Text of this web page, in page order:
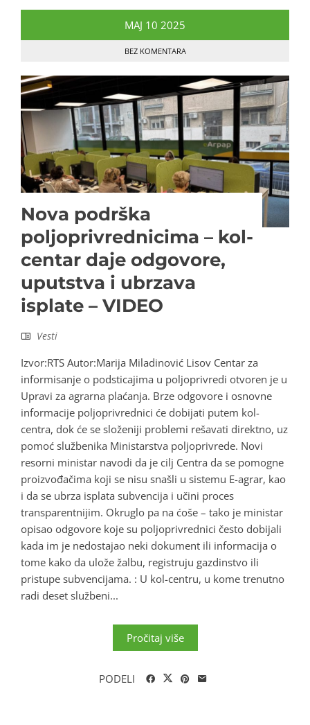
MAJ 10 2025
BEZ KOMENTARA
Nova podrška
poljoprivrednicima – kol-
centar daje odgovore,
uputstva i ubrzava
isplate – VIDEO
Vesti
Izvor:RTS Autor:Marija Miladinović Lisov Centar za
informisanje o podsticajima u poljoprivredi otvoren je u
Upravi za agrarna plaćanja. Brze odgovore i osnovne
informacije poljoprivrednici će dobijati putem kol-
centra, dok će se složeniji problemi rešavati direktno, uz
pomoć službenika Ministarstva poljoprivrede. Novi
resorni ministar navodi da je cilj Centra da se pomogne
proizvođačima koji se nisu snašli u sistemu E-agrar, kao
i da se ubrza isplata subvencija i učini proces
transparentnijim. Okruglo pa na ćoše – tako je ministar
opisao odgovore koje su poljoprivrednici često dobijali
kada im je nedostajao neki dokument ili informacija o
tome kako da ulože žalbu, registruju gazdinstvo ili
pristupe subvencijama. : U kol-centru, u kome trenutno
radi deset službeni...
Pročitaj više
PODELI